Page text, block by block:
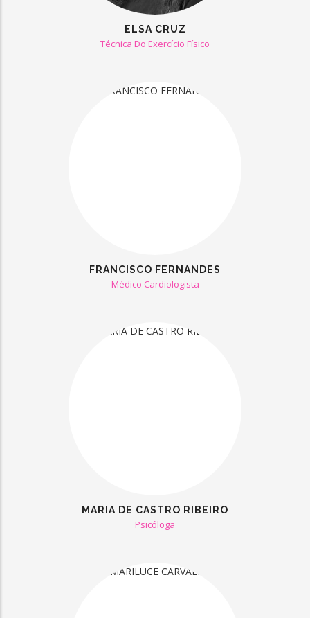
ELSA CRUZ
Técnica Do Exercício Físico
FRANCISCO FERNANDES
Médico Cardiologista
MARIA DE CASTRO RIBEIRO
Psicóloga